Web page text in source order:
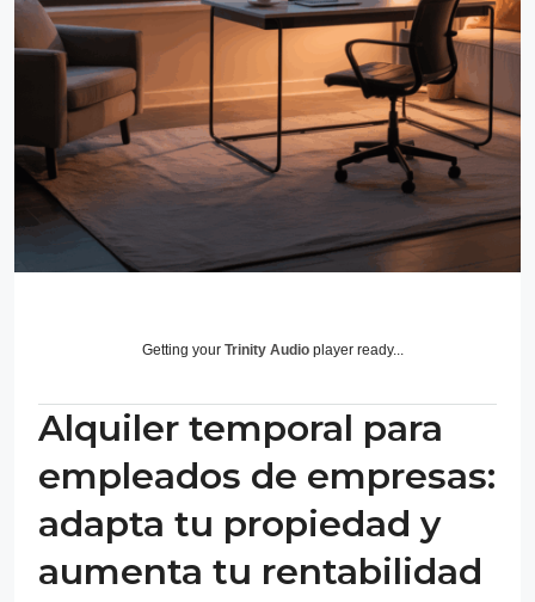
Getting your Trinity Audio player ready...
Alquiler temporal para
empleados de empresas:
adapta tu propiedad y
aumenta tu rentabilidad